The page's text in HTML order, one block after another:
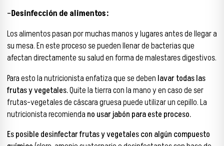
–Desinfección de alimentos:
Los alimentos pasan por muchas manos y lugares antes de llegar a
su mesa. En este proceso se pueden llenar de bacterias que
afectan directamente su salud en forma de malestares digestivos.
Para esto la nutricionista enfatiza que se deben lavar todas las
frutas y vegetales.Quite la tierra con la mano y en caso de ser
frutas-vegetales de cáscara gruesa puede utilizar un cepillo. La
nutricionista recomienda no usar jabón para este proceso.
Es posible desinfectar frutas y vegetales con algún compuesto